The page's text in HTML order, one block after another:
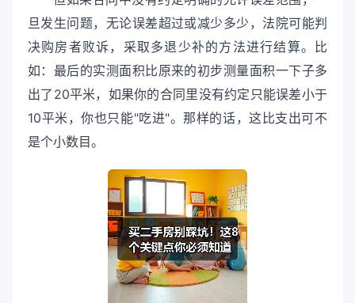
旦发生问题，无论误差超过或减少多少，法院可能判
决购房者败诉，采取多退少补的方法进行结算。比
如：最后的实测面积比原来的初步测量面积一下子多
出了20平米，如果你的合同里没有约定只能误差小于
10平米，你也只能"吃进"。那样的话，这比支出可不
是个小数目。